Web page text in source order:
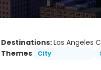
Destinations:Los Angeles
Themes
City